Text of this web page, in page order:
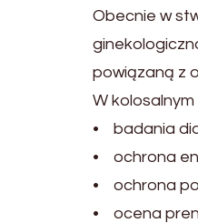
Obecnie w
powiązaną z
W kolosalnym
• badania
• ochrona
• ochrona
• ocena